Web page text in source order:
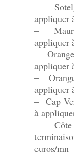
–
appliquer
–
appliquer
–
appliquer
–
appliquer
– Cap
à
– Côte
euros/mn